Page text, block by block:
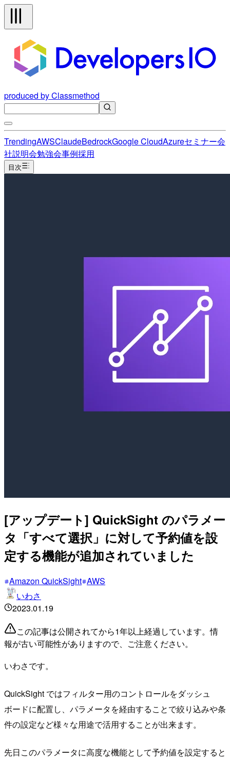
produced by Classmethod
TrendingAWSClaudeBedrockGoogle CloudAzureセミナー会
社説明会勉強会事例採用
目次
[アップデート] QuickSight のパラメー
タ「すべて選択」に対して予約値を設
定する機能が追加されていました
Amazon QuickSight AWS
いわさ
2023.01.19
この記事は公開されてから1年以上経過しています。情
報が古い可能性がありますので、ご注意ください。
いわさです。
QuickSight ではフィルター用のコントロールをダッシュ
ボードに配置し、パラメータを経由することで絞り込みや条
件の設定など様々な用途で活用することが出来ます。
先日このパラメータに高度な機能として予約値を設定すると